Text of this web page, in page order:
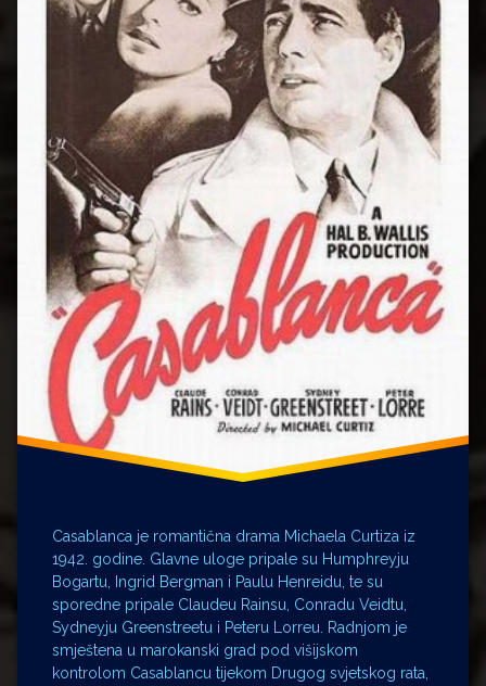
Casablanca je romantična drama Michaela Curtiza iz
1942. godine. Glavne uloge pripale su Humphreyju
Bogartu, Ingrid Bergman i Paulu Henreidu, te su
sporedne pripale Claudeu Rainsu, Conradu Veidtu,
Sydneyju Greenstreetu i Peteru Lorreu. Radnjom je
smještena u marokanski grad pod višijskom
kontrolom Casablancu tijekom Drugog svjetskog rata,